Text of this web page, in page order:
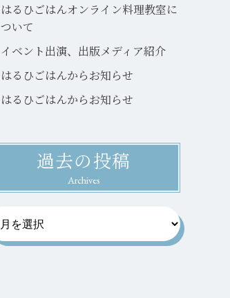
はるひごはんオンライン料理教室に
ついて
イベント出演、出版メディア紹介
はるひごはんからお知らせ
はるひごはんからお知らせ
過去の投稿
Archives